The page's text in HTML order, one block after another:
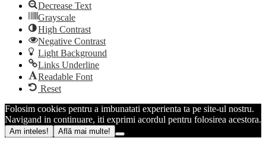
Decrease Text
Grayscale
High Contrast
Negative Contrast
Light Background
Links Underline
Readable Font
Reset
Folosim cookies pentru a imbunatati experienta ta pe site-ul nostru.
Navigand in continuare, iti exprimi acordul pentru folosirea acestora.
Am inteles! Află mai multe!